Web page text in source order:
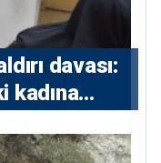
davası:
kadına